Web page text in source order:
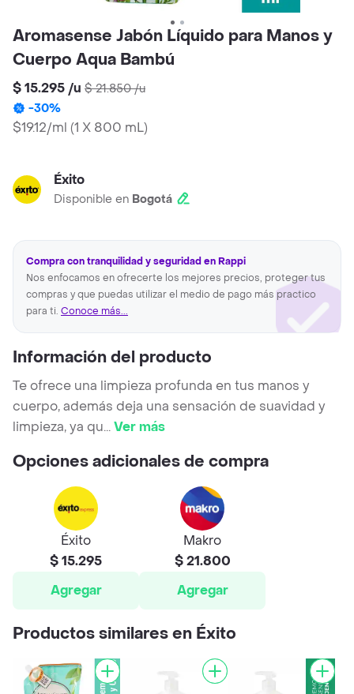
Aromasense Jabón Líquido para Manos y
Cuerpo Aqua Bambú
$ 15.295 /u $ 21.850/u
-30%
$19.12/ml (1 X 800 mL)
Éxito
Disponible en Bogotá
Compra con tranquilidad y seguridad en Rappi
Nos enfocamos en ofrecerte los mejores precios, proteger tus
compras y que puedas utilizar el medio de pago más practico
para ti. Conoce más...
Información del producto
Te ofrece una limpieza profunda en tus manos y
cuerpo, además deja una sensación de suavidad y
limpieza, ya qu...Ver más
Opciones adicionales de compra
Éxito
$ 15.295
Agregar
Makro
$ 21.800
Agregar
Productos similares en Éxito